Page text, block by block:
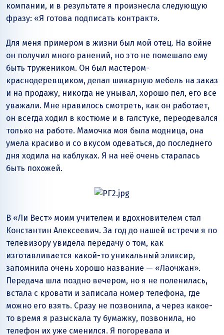
компании, и в результате я произнесла следующую
фразу: «Я готова подписать контракт».
Для меня примером в жизни был мой отец. На войне
он получил много ранений, но это не помешало ему
быть тружеником. Он был мастером-
краснодеревщиком, делал шикарную мебель на заказ
и на продажу, никогда не унывал, хорошо пел, его все
уважали. Мне нравилось смотреть, как он работает,
он всегда ходил в костюме и в галстуке, переодевался
только на работе. Мамочка моя была модница, она
умела красиво и со вкусом одеваться, до последнего
дня ходила на каблуках. Я на неё очень старалась
быть похожей.
В «Ли Вест» моим учителем и вдохновителем стал
Константин Алексеевич. За год до нашей встречи я по
телевизору увидела передачу о том, как
изготавливается какой-то уникальный эликсир,
запомнила очень хорошо название — «Лаочжан».
Передача шла поздно вечером, но я не поленилась,
встала с кровати и записала номер телефона, где
можно его взять. Сразу не позвонила, а через какое-
то время я разыскала ту бумажку, позвонила, но
телефон их уже сменился. Я погоревала и